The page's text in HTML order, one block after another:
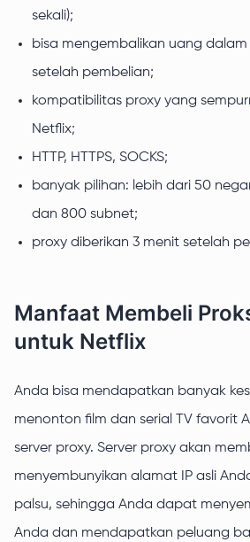
sekali);
bisa mengembalikan uang
setelah pembelian;
kompatibilitas proxy yang
Netflix;
HTTP, HTTPS, SOCKS;
banyak pilihan: lebih dari 50
dan 800 subnet;
proxy diberikan 3 menit setelah
Manfaat Membeli
untuk Netflix
Anda bisa mendapatkan banyak
menonton film dan serial TV favorit
server proxy. Server proxy akan
menyembunyikan alamat IP asli
palsu, sehingga Anda dapat
Anda dan mendapatkan peluang